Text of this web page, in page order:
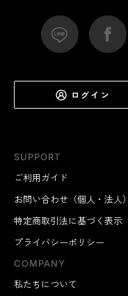
SUPPORT
ご利用ガイド
お問い合わせ（個人・法人）
特定商取引法に基づく表示
プライバシーポリシー
COMPANY
私たちについて
ログイン